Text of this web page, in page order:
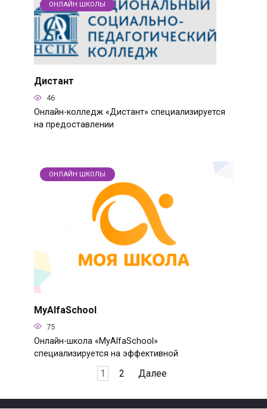
ОНЛАЙН ШКОЛЫ
Дистант
46
Онлайн-колледж «Дистант» специализируется
на предоставлении
ОНЛАЙН ШКОЛЫ
MyAlfaSchool
75
Онлайн-школа «MyAlfaSchool»
специализируется на эффективной
1 2 Далее